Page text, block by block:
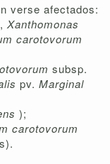
verse afectados:
, Xanthomonas
carotovorum
subsp.
pv. Marginal
);
carotovorum